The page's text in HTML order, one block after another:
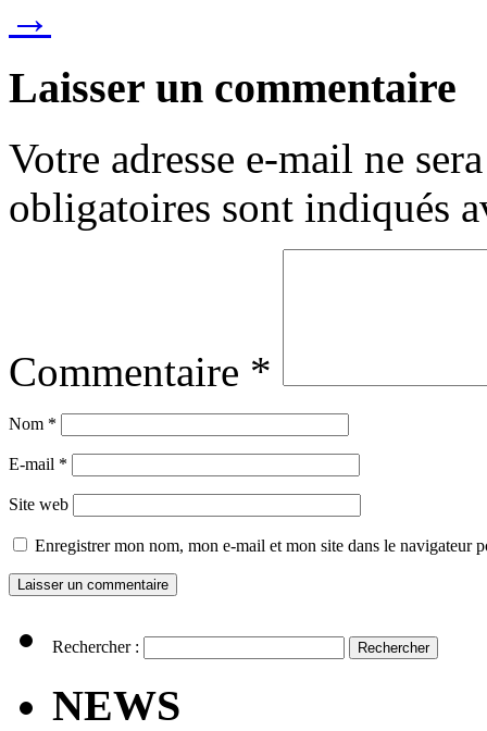
→
Laisser un commentaire
Votre adresse e-mail ne
obligatoires sont indiqués
Commentaire *
Nom *
E-mail *
Site web
Enregistrer mon nom, mon e-mail et mon site dans le navigateur
Rechercher :
NEWS